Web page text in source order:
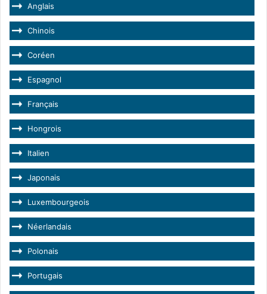
Anglais
Chinois
Coréen
Espagnol
Français
Hongrois
Italien
Japonais
Luxembourgeois
Néerlandais
Polonais
Portugais